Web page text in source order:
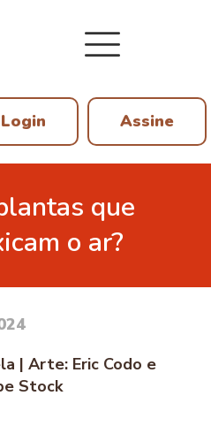
Login Assine
que
o ar?
| Arte: Eric Codo e
Stock